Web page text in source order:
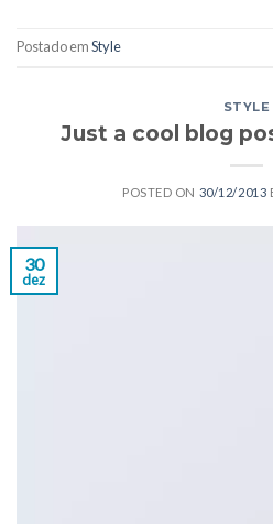
Postado emStyle
STYLE
Just a cool blog
POSTED ON 30/12/2013
30
dez